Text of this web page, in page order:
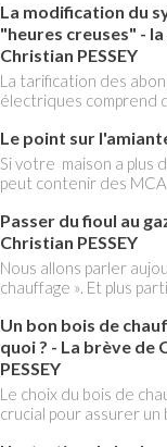
expliquer
La modification du
"heures creuses" -
Christian PESSEY
La tarification des
électriques comprend
pleines, heures
Christian PESSEY
ce qu'il faut savoir sur
modification du
creuses" qui concerne
millions de Français !
Le point sur
Si votre maison a plus
peut contenir des
panique, on fait le
flash news n°3
ses dangers avec
Passer du fioul au
Christian PESSEY
Nous allons parler
chauffage ». Et plus
aborder l’abandon du
gaz.
Un bon bois de
quoi ? - La brève de
PESSEY
Le choix du bois de
crucial pour assurer un